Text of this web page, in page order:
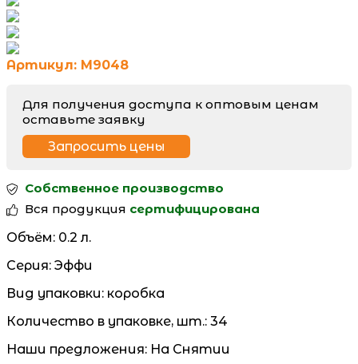
Артикул: М9048
Для получения доступа к оптовым ценам
оставьте заявку
Запросить цены
Собственное производство
Вся продукция сертифицирована
Объём: 0.2 л.
Серия: Эффи
Вид упаковки: коробка
Количество в упаковке, шт.: 34
Наши предложения: На Снятии